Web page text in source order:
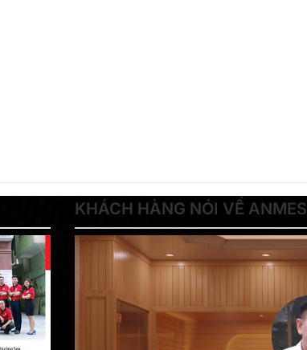
KHÁCH HÀNG NÓI VỀ ANMES